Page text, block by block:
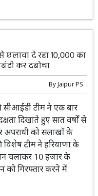
छलावा दे रहा 10,000 का
कर दबोचा
ByJaipur PS
सीआईडी टीम ने एक बार
दिखाते हुए सात वर्षों से
अपराधी को सलाखों के
टीम ने हरियाणा के
चलाकर 10 हजार के
को गिरफ्तार करने में